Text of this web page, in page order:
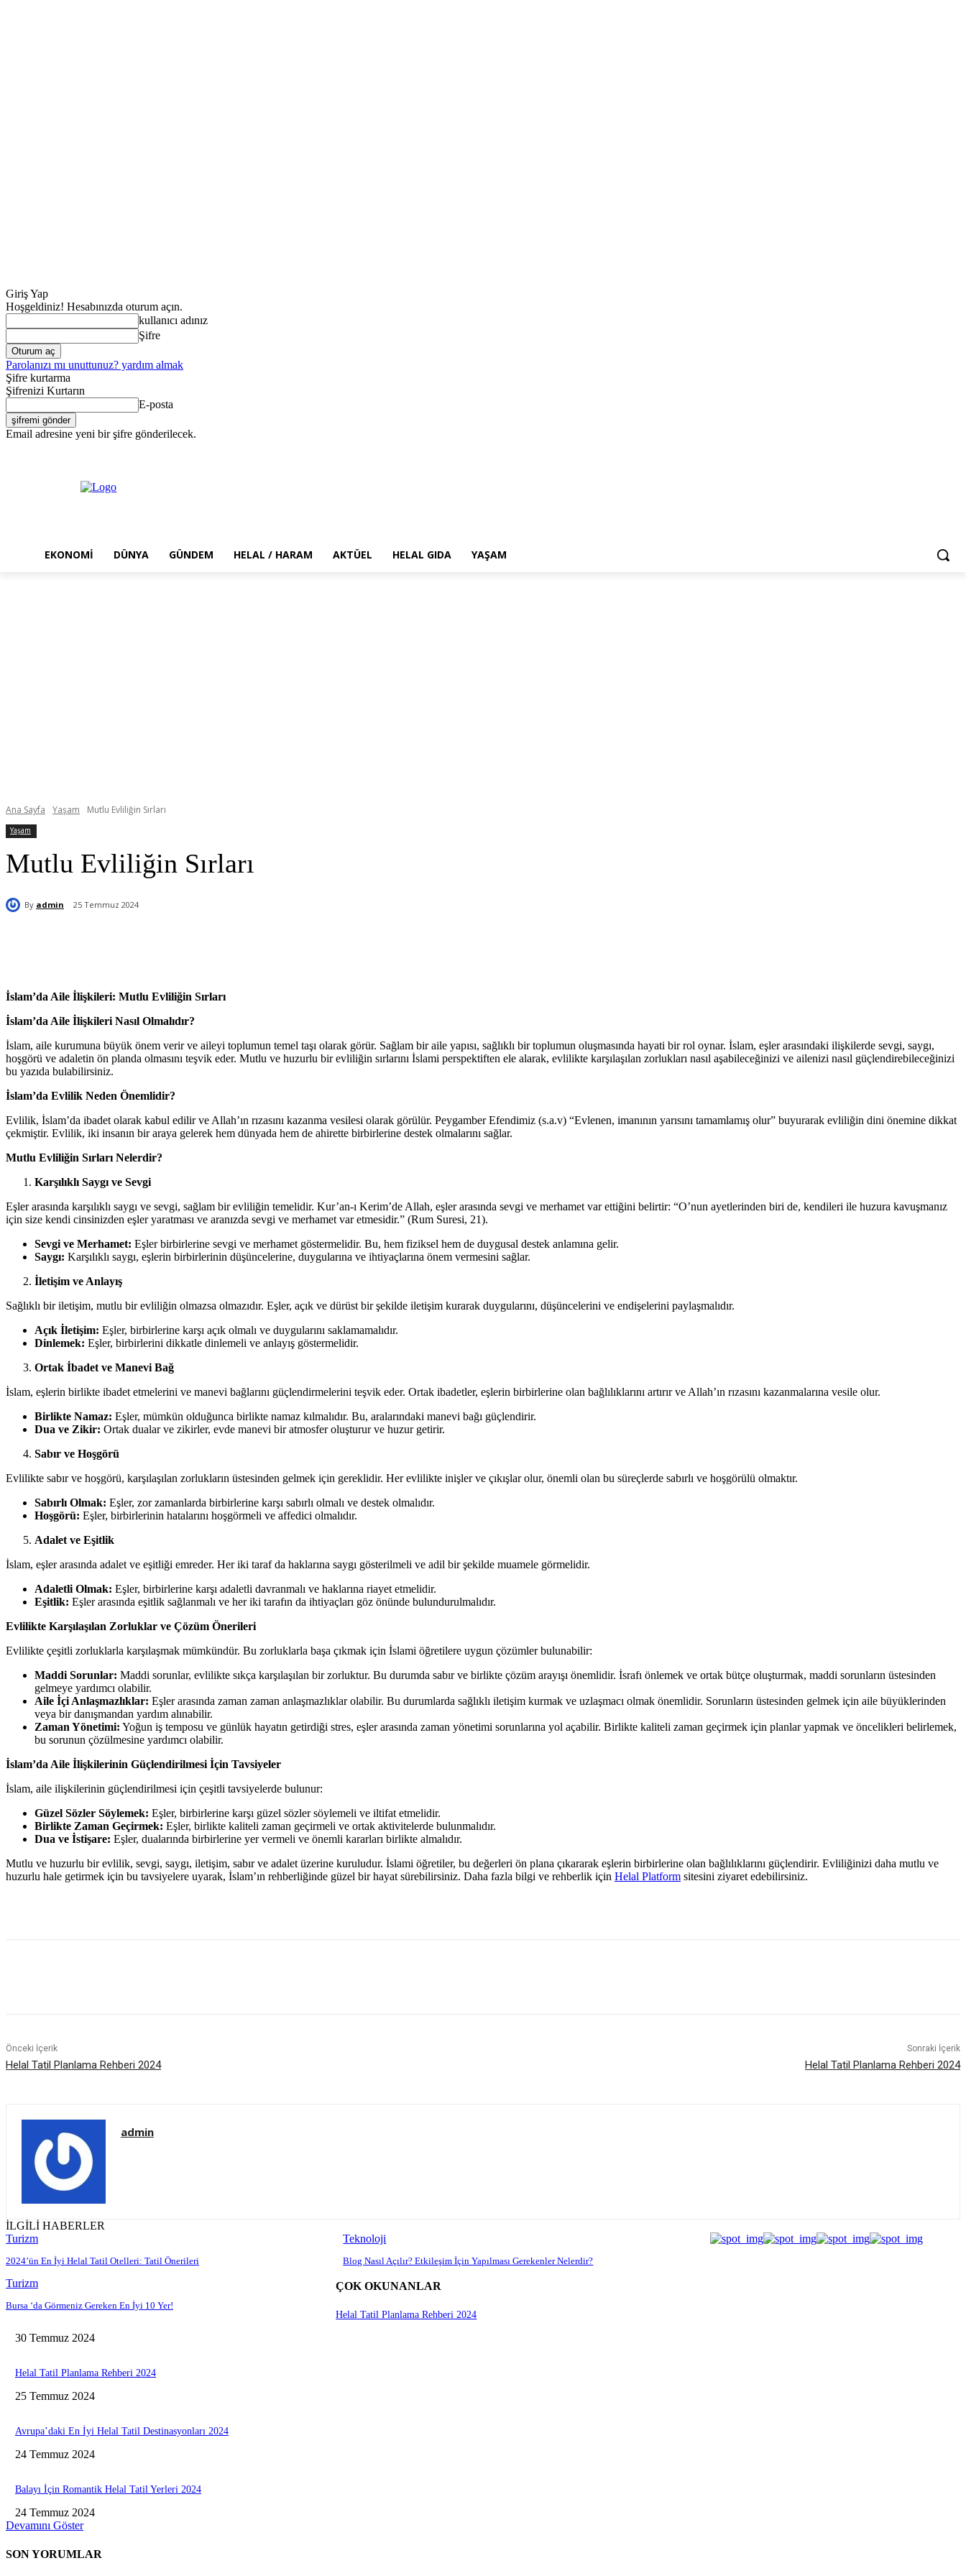
Giriş Yap
Hoşgeldiniz! Hesabınızda oturum açın.
kullanıcı adınız
Şifre
Parolanızı mı unuttunuz? yardım almak
Şifre kurtarma
Şifrenizi Kurtarın
E-posta
Email adresine yeni bir şifre gönderilecek.
EKONOMI DÜNYA GÜNDEM HELAL / HARAM AKTÜEL HELAL GIDA YAŞAM
Ana Sayfa Yaşam Mutlu Evliliğin Sırları
Yaşam
Mutlu Evliliğin Sırları
By admin 25 Temmuz 2024
İslam’da Aile İlişkileri: Mutlu Evliliğin Sırları
İslam’da Aile İlişkileri Nasıl Olmalıdır?
İslam, aile kurumuna büyük önem verir ve aileyi toplumun temel taşı olarak görür. Sağlam bir aile yapısı, sağlıklı bir toplumun oluşmasında hayati bir rol oynar. İslam, eşler arasındaki ilişkilerde sevgi, saygı,
hoşgörü ve adaletin ön planda olmasını teşvik eder. Mutlu ve huzurlu bir evliliğin sırlarını İslami perspektiften ele alarak, evlilikte karşılaşılan zorlukları nasıl aşabileceğinizi ve ailenizi nasıl güçlendirebileceğinizi
bu yazıda bulabilirsiniz.
İslam’da Evlilik Neden Önemlidir?
Evlilik, İslam’da ibadet olarak kabul edilir ve Allah’ın rızasını kazanma vesilesi olarak görülür. Peygamber Efendimiz (s.a.v) “Evlenen, imanının yarısını tamamlamış olur” buyurarak evliliğin dini önemine dikkat
çekmiştir. Evlilik, iki insanın bir araya gelerek hem dünyada hem de ahirette birbirlerine destek olmalarını sağlar.
Mutlu Evliliğin Sırları Nelerdir?
Karşılıklı Saygı ve Sevgi
Eşler arasında karşılıklı saygı ve sevgi, sağlam bir evliliğin temelidir. Kur’an-ı Kerim’de Allah, eşler arasında sevgi ve merhamet var ettiğini belirtir: “O’nun ayetlerinden biri de, kendileri ile huzura kavuşmanız
için size kendi cinsinizden eşler yaratması ve aranızda sevgi ve merhamet var etmesidir.” (Rum Suresi, 21).
Sevgi ve Merhamet: Eşler birbirlerine sevgi ve merhamet göstermelidir. Bu, hem fiziksel hem de duygusal destek anlamına gelir.
Saygı: Karşılıklı saygı, eşlerin birbirlerinin düşüncelerine, duygularına ve ihtiyaçlarına önem vermesini sağlar.
İletişim ve Anlayış
Sağlıklı bir iletişim, mutlu bir evliliğin olmazsa olmazıdır. Eşler, açık ve dürüst bir şekilde iletişim kurarak duygularını, düşüncelerini ve endişelerini paylaşmalıdır.
Açık İletişim: Eşler, birbirlerine karşı açık olmalı ve duygularını saklamamalıdır.
Dinlemek: Eşler, birbirlerini dikkatle dinlemeli ve anlayış göstermelidir.
Ortak İbadet ve Manevi Bağ
İslam, eşlerin birlikte ibadet etmelerini ve manevi bağlarını güçlendirmelerini teşvik eder. Ortak ibadetler, eşlerin birbirlerine olan bağlılıklarını artırır ve Allah’ın rızasını kazanmalarına vesile olur.
Birlikte Namaz: Eşler, mümkün olduğunca birlikte namaz kılmalıdır. Bu, aralarındaki manevi bağı güçlendirir.
Dua ve Zikir: Ortak dualar ve zikirler, evde manevi bir atmosfer oluşturur ve huzur getirir.
Sabır ve Hoşgörü
Evlilikte sabır ve hoşgörü, karşılaşılan zorlukların üstesinden gelmek için gereklidir. Her evlilikte inişler ve çıkışlar olur, önemli olan bu süreçlerde sabırlı ve hoşgörülü olmaktır.
Sabırlı Olmak: Eşler, zor zamanlarda birbirlerine karşı sabırlı olmalı ve destek olmalıdır.
Hoşgörü: Eşler, birbirlerinin hatalarını hoşgörmeli ve affedici olmalıdır.
Adalet ve Eşitlik
İslam, eşler arasında adalet ve eşitliği emreder. Her iki taraf da haklarına saygı gösterilmeli ve adil bir şekilde muamele görmelidir.
Adaletli Olmak: Eşler, birbirlerine karşı adaletli davranmalı ve haklarına riayet etmelidir.
Eşitlik: Eşler arasında eşitlik sağlanmalı ve her iki tarafın da ihtiyaçları göz önünde bulundurulmalıdır.
Evlilikte Karşılaşılan Zorluklar ve Çözüm Önerileri
Evlilikte çeşitli zorluklarla karşılaşmak mümkündür. Bu zorluklarla başa çıkmak için İslami öğretilere uygun çözümler bulunabilir:
Maddi Sorunlar: Maddi sorunlar, evlilikte sıkça karşılaşılan bir zorluktur. Bu durumda sabır ve birlikte çözüm arayışı önemlidir. İsrafı önlemek ve ortak bütçe oluşturmak, maddi sorunların üstesinden
gelmeye yardımcı olabilir.
Aile İçi Anlaşmazlıklar: Eşler arasında zaman zaman anlaşmazlıklar olabilir. Bu durumlarda sağlıklı iletişim kurmak ve uzlaşmacı olmak önemlidir. Sorunların üstesinden gelmek için aile büyüklerinden
veya bir danışmandan yardım alınabilir.
Zaman Yönetimi: Yoğun iş temposu ve günlük hayatın getirdiği stres, eşler arasında zaman yönetimi sorunlarına yol açabilir. Birlikte kaliteli zaman geçirmek için planlar yapmak ve öncelikleri belirlemek,
bu sorunun çözülmesine yardımcı olabilir.
İslam’da Aile İlişkilerinin Güçlendirilmesi İçin Tavsiyeler
İslam, aile ilişkilerinin güçlendirilmesi için çeşitli tavsiyelerde bulunur:
Güzel Sözler Söylemek: Eşler, birbirlerine karşı güzel sözler söylemeli ve iltifat etmelidir.
Birlikte Zaman Geçirmek: Eşler, birlikte kaliteli zaman geçirmeli ve ortak aktivitelerde bulunmalıdır.
Dua ve İstişare: Eşler, dualarında birbirlerine yer vermeli ve önemli kararları birlikte almalıdır.
Mutlu ve huzurlu bir evlilik, sevgi, saygı, iletişim, sabır ve adalet üzerine kuruludur. İslami öğretiler, bu değerleri ön plana çıkararak eşlerin birbirlerine olan bağlılıklarını güçlendirir. Evliliğinizi daha mutlu ve
huzurlu hale getirmek için bu tavsiyelere uyarak, İslam’ın rehberliğinde güzel bir hayat sürebilirsiniz. Daha fazla bilgi ve rehberlik için Helal Platform sitesini ziyaret edebilirsiniz.
Önceki İçerik
Helal Tatil Planlama Rehberi 2024
Sonraki İçerik
Helal Tatil Planlama Rehberi 2024
admin
İLGİLİ HABERLER
Turizm
2024’ün En İyi Helal Tatil Otelleri: Tatil Önerileri
Teknoloji
Blog Nasıl Açılır? Etkileşim İçin Yapılması Gerekenler Nelerdir?
Turizm
Bursa ‘da Görmeniz Gereken En İyi 10 Yer!
ÇOK OKUNANLAR
Helal Tatil Planlama Rehberi 2024
30 Temmuz 2024
Helal Tatil Planlama Rehberi 2024
25 Temmuz 2024
Avrupa’daki En İyi Helal Tatil Destinasyonları 2024
24 Temmuz 2024
Balayı İçin Romantik Helal Tatil Yerleri 2024
24 Temmuz 2024
Devamını Göster
SON YORUMLAR